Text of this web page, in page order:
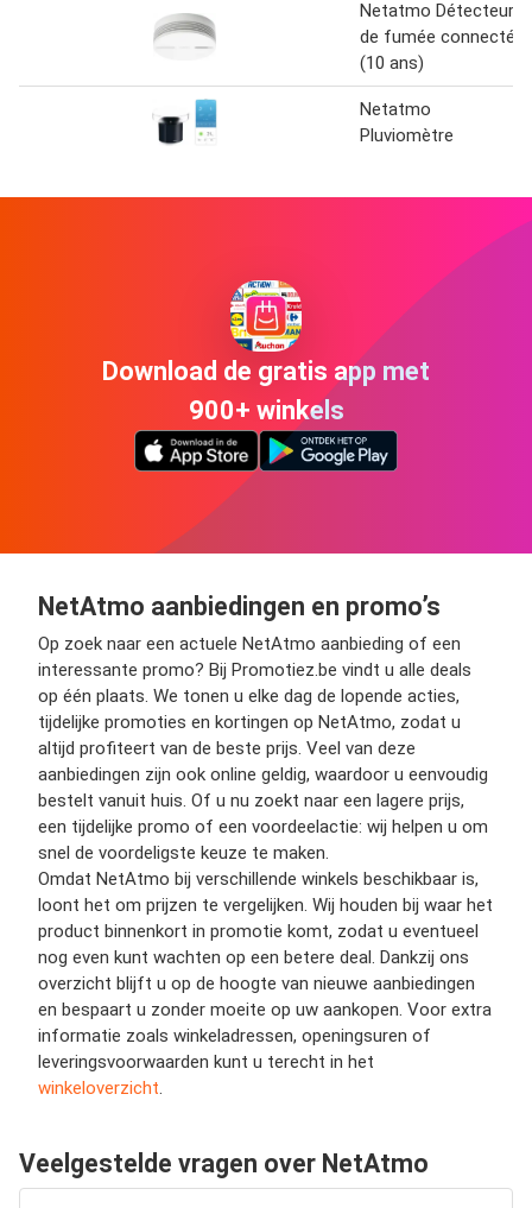
Netatmo Détecteur
de fumée connecté
(10 ans)
Netatmo
Pluviomètre
Download de gratis app met
900+ winkels
NetAtmo aanbiedingen en promo’s
Op zoek naar een actuele NetAtmo aanbieding of een
interessante promo? Bij Promotiez.be vindt u alle deals
op één plaats. We tonen u elke dag de lopende acties,
tijdelijke promoties en kortingen op NetAtmo, zodat u
altijd profiteert van de beste prijs. Veel van deze
aanbiedingen zijn ook online geldig, waardoor u eenvoudig
bestelt vanuit huis. Of u nu zoekt naar een lagere prijs,
een tijdelijke promo of een voordeelactie: wij helpen u om
snel de voordeligste keuze te maken.
Omdat NetAtmo bij verschillende winkels beschikbaar is,
loont het om prijzen te vergelijken. Wij houden bij waar het
product binnenkort in promotie komt, zodat u eventueel
nog even kunt wachten op een betere deal. Dankzij ons
overzicht blijft u op de hoogte van nieuwe aanbiedingen
en bespaart u zonder moeite op uw aankopen. Voor extra
informatie zoals winkeladressen, openingsuren of
leveringsvoorwaarden kunt u terecht in het
winkeloverzicht.
Veelgestelde vragen over NetAtmo